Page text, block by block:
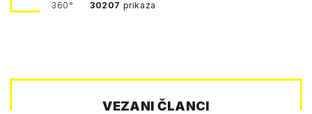
360° 30207 prikaza
VEZANI ČLANCI